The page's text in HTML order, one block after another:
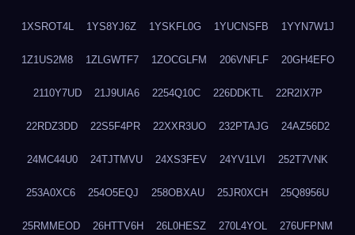
1XSROT4L 1YS8YJ6Z 1YSKFL0G 1YUCNSFB 1YYN7W1J
1Z1US2M8 1ZLGWTF7 1ZOCGLFM 206VNFLF 20GH4EFO
2110Y7UD 21J9UIA6 2254Q10C 226DDKTL 22R2IX7P
22RDZ3DD 22S5F4PR 22XXR3UO 232PTAJG 24AZ56D2
24MC44U0 24TJTMVU 24XS3FEV 24YV1LVI 252T7VNK
253A0XC6 254O5EQJ 258OBXAU 25JR0XCH 25Q8956U
25RMMEOD 26HTTV6H 26L0HESZ 270L4YOL 276UFPNM